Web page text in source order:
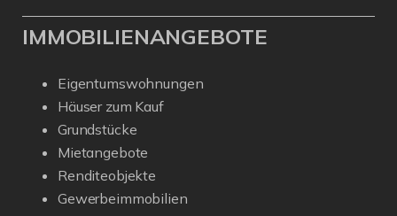
IMMOBILIENANGEBOTE
Eigentumswohnungen
Häuser zum Kauf
Grundstücke
Mietangebote
Renditeobjekte
Gewerbeimmobilien